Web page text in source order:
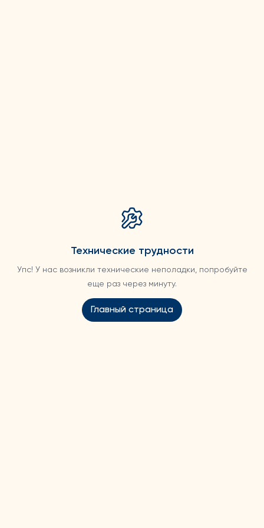
Технические трудности
Упс! У нас возникли технические неполадки, попробуйте
еще раз через минуту.
Главный страница